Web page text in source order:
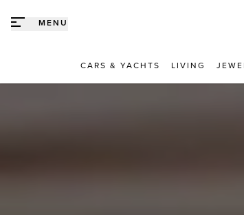
MENU
CARS & YACHTS LIVING